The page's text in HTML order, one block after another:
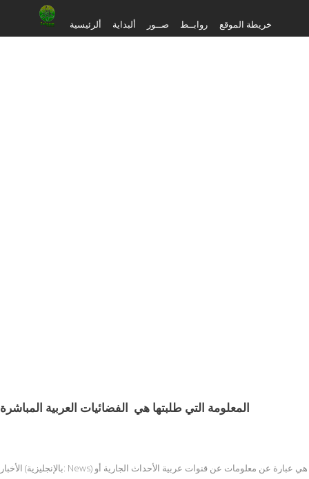
ألرئيسية ألبداية صــور روابــط خريطة الموقع
المعلومة التي طلبتها هي الفضائيات العربية المباشرة
الأخبار (بالإنجليزية: News) هي عبارة عن معلومات عن قنوات عربية الأحداث الجارية أو